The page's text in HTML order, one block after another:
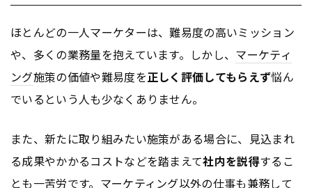
ほとんどの一人マーケターは、難易度の高いミッション
や、多くの業務量を抱えています。しかし、 マーケティ
ング施策の価値や難易度を正しく評価してもらえず悩ん
でいるという人も少なくありません。
また、新たに取り組みたい施策がある場合に、見込まれ
る成果やかかるコストなどを踏まえて社内を説得するこ
とも一苦労です。 マーケティング以外の仕事も兼務して